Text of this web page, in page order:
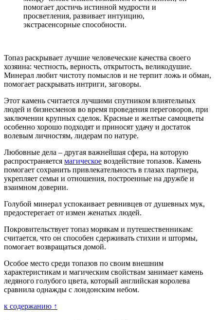
помогает достичь истинной мудрости и
просветления, развивает интуицию,
экстрасенсорные способности.
Топаз раскрывает лучшие человеческие качества своего
хозяина: честность, верность, открытость, великодушие.
Минерал любит чистоту помыслов и не терпит ложь и обман,
помогает раскрывать интриги, заговоры.
Этот камень считается лучшими спутником влиятельных
людей и бизнесменов во время проведения переговоров, при
заключении крупных сделок. Красные и желтые самоцветы
особенно хорошо подходят и приносят удачу и достаток
волевым личностям, лидерам по натуре.
Любовные дела – другая важнейшая сфера, на которую
распространяется магическое воздействие топазов. Камень
помогает сохранить привлекательность в глазах партнера,
укрепляет семьи и отношения, построенные на дружбе и
взаимном доверии.
Голубой минерал успокаивает ревнивцев от душевных мук,
предостерегает от измен женатых людей.
Покровительствует топаз морякам и путешественникам:
считается, что он способен сдерживать стихии и штормы,
помогает возвращаться домой.
Особое место среди топазов по своим внешним
характеристикам и магическим свойствам занимает камень
ледяного голубого цвета, который английская королева
сравнила однажды с лондонским небом.
к содержанию ↑